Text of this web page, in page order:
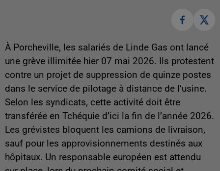
À Porcheville, les salariés de Linde Gas ont lancé
une grève illimitée hier 07 mai 2026. Ils protestent
contre un projet de suppression de quinze postes
dans le service de pilotage à distance de l’usine.
Selon les syndicats, cette activité doit être
transférée en Tchéquie d’ici la fin de l’année 2026.
Les grévistes bloquent les camions de livraison,
sauf pour les approvisionnements destinés aux
hôpitaux. Un responsable européen est attendu